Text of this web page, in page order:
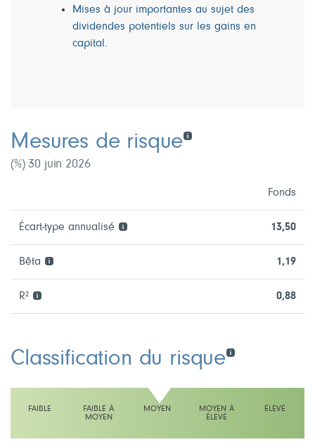
Mises à jour importantes au sujet des
dividendes potentiels sur les gains en
capital.
Mesures de risque
(%) 30 juin 2026
Fonds
Écart-type annualisé 13,50
Bêta 1,19
R² 0,88
Classification du risque
FAIBLE
FAIBLE À
MOYEN
MOYEN
MOYEN À
ÉLEVÉ
ÉLEVÉ